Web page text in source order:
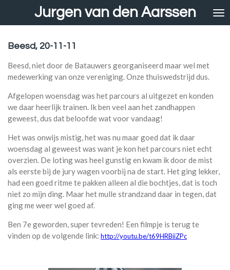
de
Jurgen van den Aarssen
Beesd, 20-11-11
Beesd, niet door de Batauwers georganiseerd maar wel met
medewerking van onze vereniging. Onze thuiswedstrijd dus.
Afgelopen woensdag was het parcours al uitgezet en konden
we daar heerlijk trainen. Ik ben veel aan het zandhappen
geweest, dus dat beloofde wat voor vandaag!
Het was onwijs mistig, het was nu maar goed dat ik daar
woensdag al geweest was want je kon het parcours niet echt
overzien. De loting was heel gunstig en kwam ik door de mist
als eerste bij de jury wagen voorbij na de start. Het ging lekker,
had een goed ritme te pakken alleen al die bochtjes, dat is toch
niet zo mijn ding. Maar het mulle strandzand daar in tegen, dat
ging me weer wel goed af.
Ben 7e geworden, super tevreden! Een filmpje is terug te
vinden op de volgende link: http://youtu.be/t69HRBiiZPc